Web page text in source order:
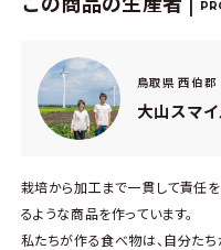
鳥取県 西伯郡
大山スマ
栽培から加工まで一貫して責任
るような商品を作っています。
私たちが作る食べ物は、自分た